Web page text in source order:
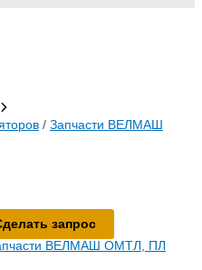
/ Запчасти ВЕЛМАШ
запрос
ВЕЛМАШ ОМТЛ, ПЛ